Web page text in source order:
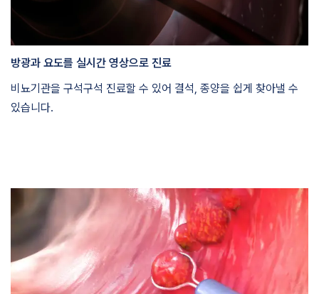
방광과 요도를 실시간 영상으로 진료
비뇨기관을 구석구석 진료할 수 있어 결석, 종양을 쉽게 찾아낼 수
있습니다.